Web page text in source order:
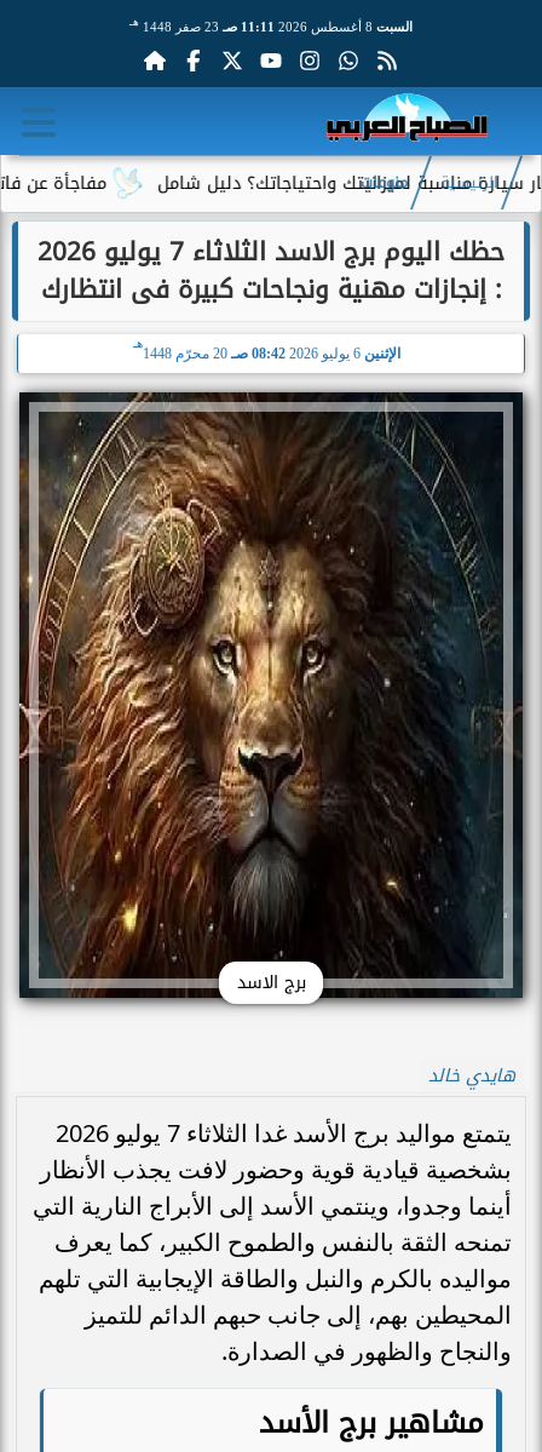
السبت 11:11 صـ 23 صفر 1448 هـ
مفاجأة عن فاتورة لميزانيتك واحتياجاتك؟ دليل شامل
الرئيسية منوعات
حظك اليوم برج الاسد الثلاثاء 7 يوليو 2026
: إنجازات مهنية ونجاحات كبيرة فى انتظارك
الإثنين 6 يوليو 2026 08:42 صـ 20 محرّم 1448
هـ
برج الاسد
هايدي خالد
يتمتع مواليد برج الأسد غدا الثلاثاء 7 يوليو 2026
بشخصية قيادية قوية وحضور لافت يجذب الأنظار
أينما وجدوا، وينتمي الأسد إلى الأبراج النارية التي
تمنحه الثقة بالنفس والطموح الكبير، كما يعرف
مواليده بالكرم والنبل والطاقة الإيجابية التي تلهم
المحيطين بهم، إلى جانب حبهم الدائم للتميز
والنجاح والظهور في الصدارة.
مشاهير برج الأسد